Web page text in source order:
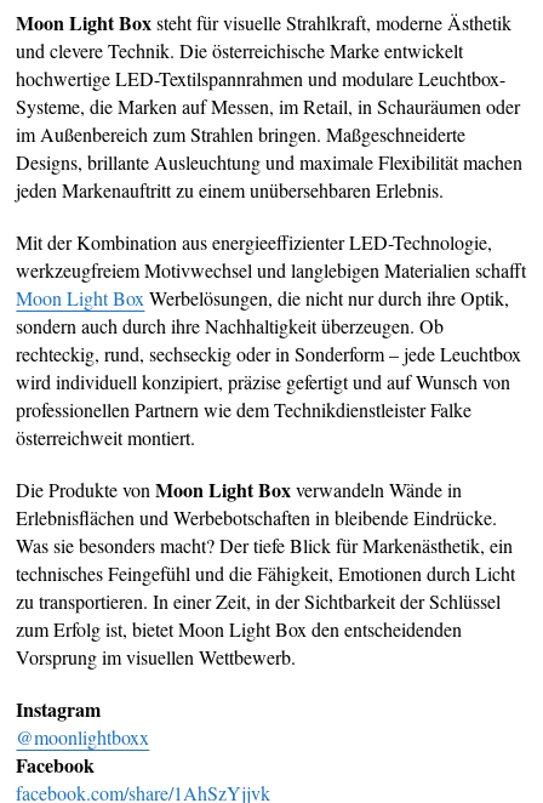
Moon Light Boxsteht für visuelle Strahlkraft, moderne Ästhetik
und clevere Technik. Die österreichische Marke entwickelt
hochwertige LED-Textilspannrahmen und modulare Leuchtbox-
Systeme, die Marken auf Messen, im Retail, in Schauräumen oder
im Außenbereich zum Strahlen bringen. Maßgeschneiderte
Designs, brillante Ausleuchtung und maximale Flexibilität machen
jeden Markenauftritt zu einem unübersehbaren Erlebnis.
Mit der Kombination aus energieeffizienter LED-Technologie,
werkzeugfreiem Motivwechsel und langlebigen Materialien schafft
Moon Light Box Werbelösungen, die nicht nur durch ihre Optik,
sondern auch durch ihre Nachhaltigkeit überzeugen. Ob
rechteckig, rund, sechseckig oder in Sonderform – jede Leuchtbox
wird individuell konzipiert, präzise gefertigt und auf Wunsch von
professionellen Partnern wie dem Technikdienstleister Falke
österreichweit montiert.
Die Produkte vonMoon Light Boxverwandeln Wände in
Erlebnisflächen und Werbebotschaften in bleibende Eindrücke.
Was sie besonders macht? Der tiefe Blick für Markenästhetik, ein
technisches Feingefühl und die Fähigkeit, Emotionen durch Licht
zu transportieren. In einer Zeit, in der Sichtbarkeit der Schlüssel
zum Erfolg ist, bietet Moon Light Box den entscheidenden
Vorsprung im visuellen Wettbewerb.
Instagram
@moonlightboxx
Facebook
facebook.com/share/1AhSzYjjvk